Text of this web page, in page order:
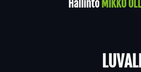
Hallinto MIKKO